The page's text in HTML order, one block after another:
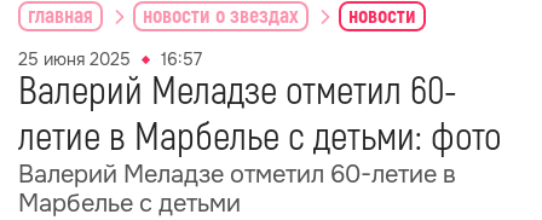
главная новости о звездах новости
25 июня 2025 16:57
Валерий Меладзе отметил 60-
летие в Марбелье c детьми: фото
Валерий Меладзе отметил 60-летие в
Марбелье c детьми